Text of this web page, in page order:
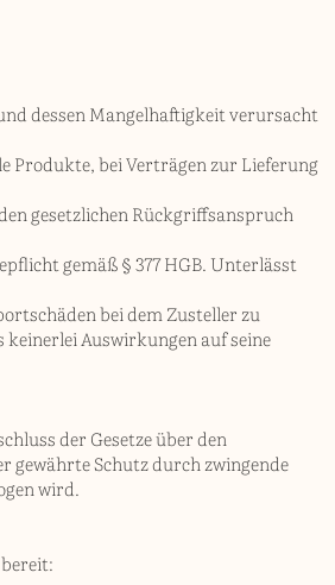
dessen Mangelhaftigkeit verursacht
Produkte, bei Verträgen zur Lieferung
gesetzlichen Rückgriffsanspruch
gemäß § 377 HGB. Unterlässt
bei dem Zusteller zu
Auswirkungen auf seine
der Gesetze über den
gewährte Schutz durch zwingende
wird.